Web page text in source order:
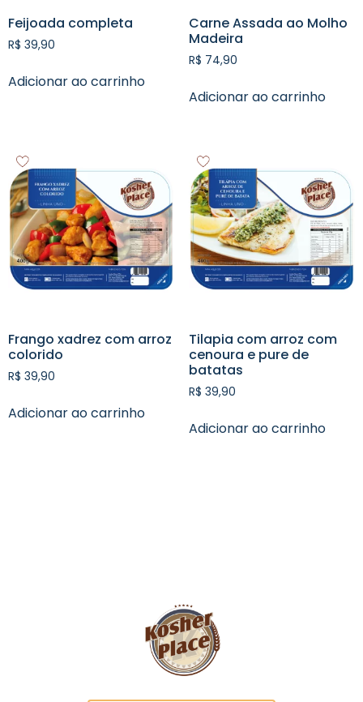
Feijoada completa
R$ 39,90
Adicionar ao carrinho
Carne Assada ao Molho
Madeira
R$ 74,90
Adicionar ao carrinho
Frango xadrez com arroz
colorido
R$ 39,90
Adicionar ao carrinho
Tilapia com arroz com
cenoura e pure de
batatas
R$ 39,90
Adicionar ao carrinho